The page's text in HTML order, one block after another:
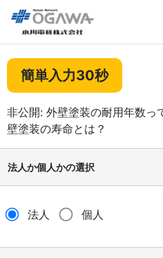
簡単入力30秒
非公開: 外壁塗装の耐用年数っ
壁塗装の寿命とは？
法人か個人かの選択
法人 個人